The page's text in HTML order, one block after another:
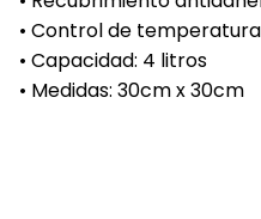
• Control de temperatura
• Capacidad: 4 litros
• Medidas: 30cm x 30cm